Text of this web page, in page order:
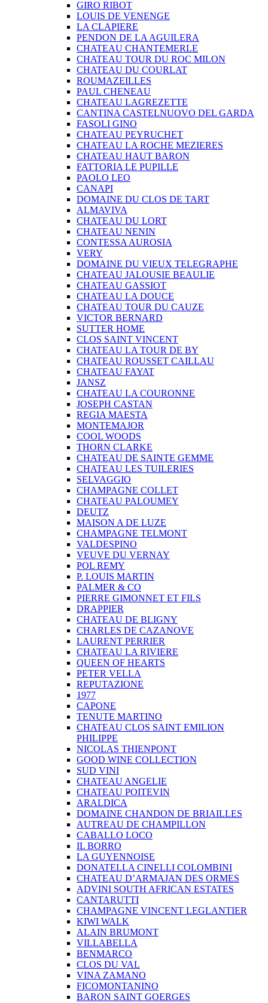
GIRO RIBOT
LOUIS DE VENENGE
LA CLAPIERE
PENDON DE LA AGUILERA
CHATEAU CHANTEMERLE
CHATEAU TOUR DU ROC MILON
CHATEAU DU COURLAT
ROUMAZEILLES
PAUL CHENEAU
CHATEAU LAGREZETTE
CANTINA CASTELNUOVO DEL GARDA
FASOLI GINO
CHATEAU PEYRUCHET
CHATEAU LA ROCHE MEZIERES
CHATEAU HAUT BARON
FATTORIA LE PUPILLE
PAOLO LEO
CANAPI
DOMAINE DU CLOS DE TART
ALMAVIVA
CHATEAU DU LORT
CHATEAU NENIN
CONTESSA AUROSIA
VERY
DOMAINE DU VIEUX TELEGRAPHE
CHATEAU JALOUSIE BEAULIE
CHATEAU GASSIOT
CHATEAU LA DOUCE
CHATEAU TOUR DU CAUZE
VICTOR BERNARD
SUTTER HOME
CLOS SAINT VINCENT
CHATEAU LA TOUR DE BY
CHATEAU ROUSSET CAILLAU
CHATEAU FAYAT
JANSZ
CHATEAU LA COURONNE
JOSEPH CASTAN
REGIA MAESTA
MONTEMAJOR
COOL WOODS
THORN CLARKE
CHATEAU DE SAINTE GEMME
CHATEAU LES TUILERIES
SELVAGGIO
CHAMPAGNE COLLET
CHATEAU PALOUMEY
DEUTZ
MAISON A DE LUZE
CHAMPAGNE TELMONT
VALDESPINO
VEUVE DU VERNAY
POL REMY
P. LOUIS MARTIN
PALMER & CO
PIERRE GIMONNET ET FILS
DRAPPIER
CHATEAU DE BLIGNY
CHARLES DE CAZANOVE
LAURENT PERRIER
CHATEAU LA RIVIERE
QUEEN OF HEARTS
PETER VELLA
REPUTAZIONE
1977
CAPONE
TENUTE MARTINO
CHATEAU CLOS SAINT EMILION
PHILIPPE
NICOLAS THIENPONT
GOOD WINE COLLECTION
SUD VINI
CHATEAU ANGELIE
CHATEAU POITEVIN
ARALDICA
DOMAINE CHANDON DE BRIAILLES
AUTREAU DE CHAMPILLON
CABALLO LOCO
IL BORRO
LA GUYENNOISE
DONATELLA CINELLI COLOMBINI
CHATEAU D’ARMAJAN DES ORMES
ADVINI SOUTH AFRICAN ESTATES
CANTARUTTI
CHAMPAGNE VINCENT LEGLANTIER
KIWI WALK
ALAIN BRUMONT
VILLABELLA
BENMARCO
CLOS DU VAL
VINA ZAMANO
FICOMONTANINO
BARON SAINT GOERGES